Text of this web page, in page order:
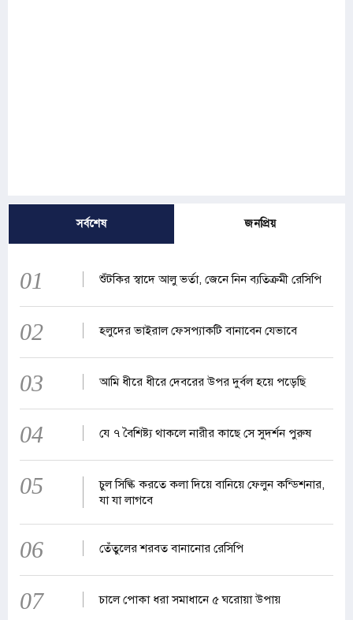
সর্বশেষ জনপ্রিয়
01 শুঁটকির স্বাদে আলু ভর্তা, জেনে নিন ব্যতিক্রমী রেসিপি
02 হলুদের ভাইরাল ফেসপ্যাকটি বানাবেন যেভাবে
03 আমি ধীরে ধীরে দেবরের উপর দুর্বল হয়ে পড়েছি
04 যে ৭ বৈশিষ্ট্য থাকলে নারীর কাছে সে সুদর্শন পুরুষ
05
চুল সিল্কি করতে কলা দিয়ে বানিয়ে ফেলুন কন্ডিশনার,
যা যা লাগবে
06 তেঁতুলের শরবত বানানোর রেসিপি
07 চালে পোকা ধরা সমাধানে ৫ ঘরোয়া উপায়